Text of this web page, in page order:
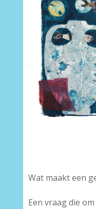
Wat maakt een
Een vraag die